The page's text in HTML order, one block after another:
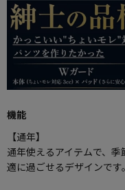
機能
【通年】
通年使えるアイテムで、
適に過ごせるデザインです。